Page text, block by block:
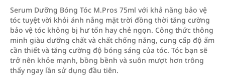
Serum Dưỡng Bóng Tóc M.Pros 75ml với khả năng bảo vệ
tóc tuyệt vời khỏi ánh nắng mặt trời đồng thời tăng cường
bảo vệ tóc không bị hư tổn hay chẻ ngọn. Công thức thông
minh giàu dưỡng chất và chất chống nắng, cung cấp độ ẩm
cần thiết và tăng cường độ bóng sáng của tóc. Tóc bạn sẽ
trở nên khỏe mạnh, bồng bềnh và suôn mượt hơn trông
thấy ngay lần sử dụng đầu tiên.